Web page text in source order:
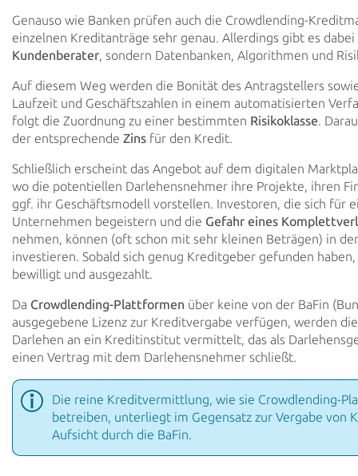
Genauso wie Banken prüfen auch die Crowdlending-
einzelnen Kreditanträge sehr genau. Allerdings gibt es dabei
Kundenberater, sondern Datenbanken, Algorithmen und
Auf diesem Weg werden die Bonität des Antragstellers
Laufzeit und Geschäftszahlen in einem automatisierten
folgt die Zuordnung zu einer bestimmten Risikoklasse.
der entsprechende Zins für den Kredit.
Schließlich erscheint das Angebot auf dem digitalen
wo die potentiellen Darlehensnehmer ihre Projekte, ihren
ggf. ihr Geschäftsmodell vorstellen. Investoren, die sich für
Unternehmen begeistern und die Gefahr eines
nehmen, können (oft schon mit sehr kleinen Beträgen) in
investieren. Sobald sich genug Kreditgeber gefunden
bewilligt und ausgezahlt.
Da Crowdlending-Plattformen über keine von der BaFin
ausgegebene Lizenz zur Kreditvergabe verfügen, werden
Darlehen an ein Kreditinstitut vermittelt, das als
einen Vertrag mit dem Darlehensnehmer schließt.
Die reine Kreditvermittlung, wie sie Crowdlending-
betreiben, unterliegt im Gegensatz zur Vergabe von
Aufsicht durch die BaFin.